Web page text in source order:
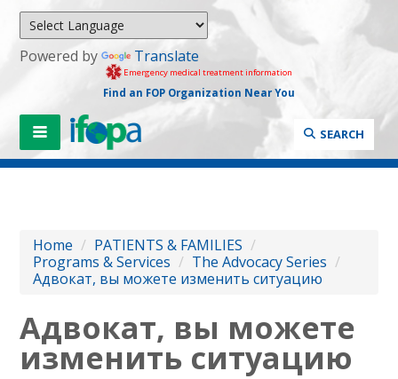
Powered by Translate
Emergency medical treatment information
Find an FOP Organization Near You
SEARCH
Home / PATIENTS & FAMILIES /
Programs & Services / The Advocacy Series /
Адвокат, вы можете изменить ситуацию
Адвокат, вы можете
изменить ситуацию